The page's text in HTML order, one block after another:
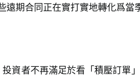
期合同正在實打實地轉化爲當
資者不再滿足於看「積壓訂單